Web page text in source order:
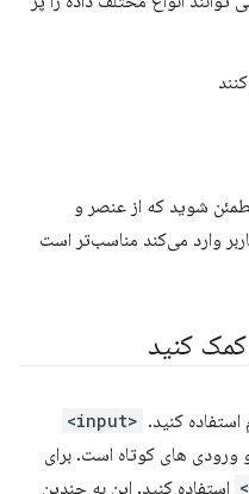
شوید که از عنصر و
می‌کند مناسب‌تر است
کنید
کنید. <input>
های کوتاه است. برای
کنید. این به چندین